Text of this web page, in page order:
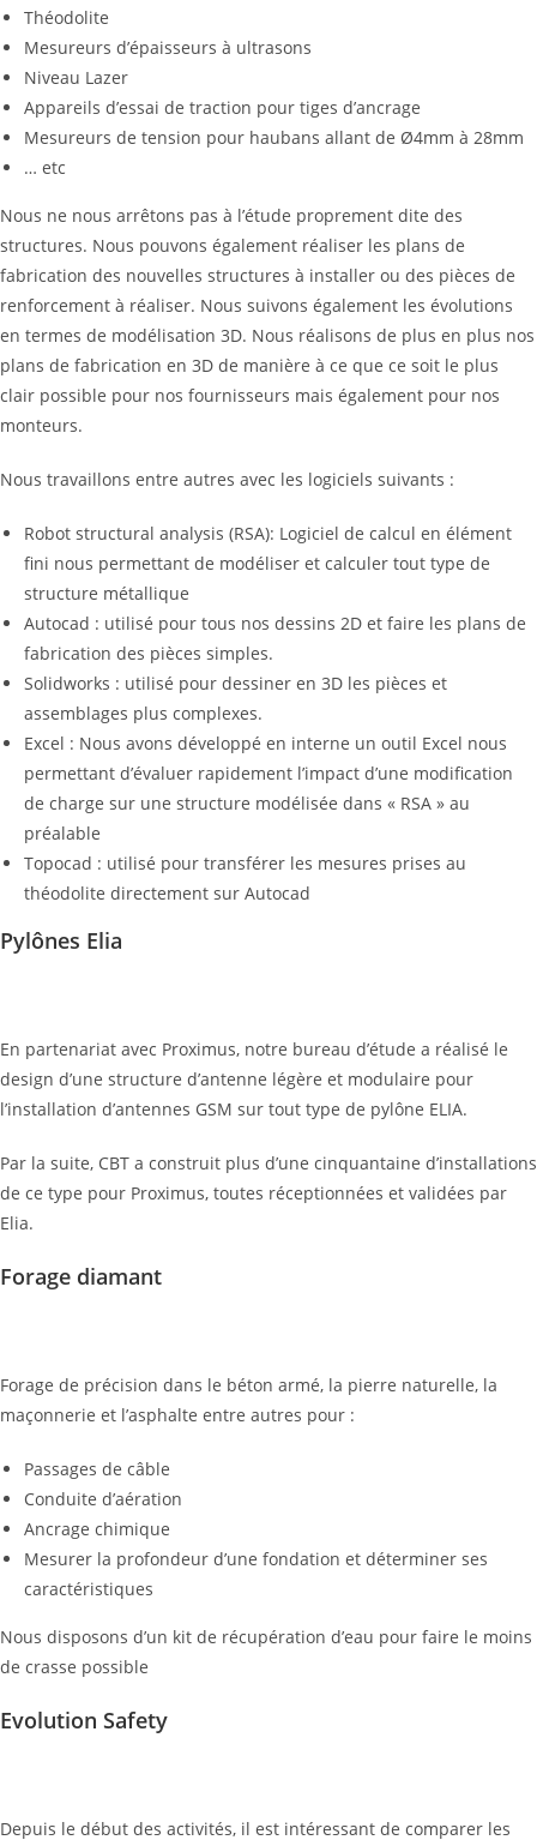
Théodolite
Mesureurs d’épaisseurs à ultrasons
Niveau Lazer
Appareils d’essai de traction pour tiges d’ancrage
Mesureurs de tension pour haubans allant de Ø4mm à 28mm
… etc
Nous ne nous arrêtons pas à l’étude proprement dite des
structures. Nous pouvons également réaliser les plans de
fabrication des nouvelles structures à installer ou des pièces de
renforcement à réaliser. Nous suivons également les évolutions
en termes de modélisation 3D. Nous réalisons de plus en plus nos
plans de fabrication en 3D de manière à ce que ce soit le plus
clair possible pour nos fournisseurs mais également pour nos
monteurs.
Nous travaillons entre autres avec les logiciels suivants :
Robot structural analysis (RSA): Logiciel de calcul en élément
fini nous permettant de modéliser et calculer tout type de
structure métallique
Autocad : utilisé pour tous nos dessins 2D et faire les plans de
fabrication des pièces simples.
Solidworks : utilisé pour dessiner en 3D les pièces et
assemblages plus complexes.
Excel : Nous avons développé en interne un outil Excel nous
permettant d’évaluer rapidement l’impact d’une modification
de charge sur une structure modélisée dans « RSA » au
préalable
Topocad : utilisé pour transférer les mesures prises au
théodolite directement sur Autocad
Pylônes Elia
En partenariat avec Proximus, notre bureau d’étude a réalisé le
design d’une structure d’antenne légère et modulaire pour
l’installation d’antennes GSM sur tout type de pylône ELIA.
Par la suite, CBT a construit plus d’une cinquantaine d’installations
de ce type pour Proximus, toutes réceptionnées et validées par
Elia.
Forage diamant
Forage de précision dans le béton armé, la pierre naturelle, la
maçonnerie et l’asphalte entre autres pour :
Passages de câble
Conduite d’aération
Ancrage chimique
Mesurer la profondeur d’une fondation et déterminer ses
caractéristiques
Nous disposons d’un kit de récupération d’eau pour faire le moins
de crasse possible
Evolution Safety
Depuis le début des activités, il est intéressant de comparer les